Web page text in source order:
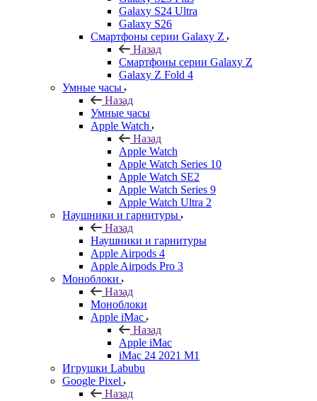
Galaxy S24 Ultra
Galaxy S26
Смартфоны серии Galaxy Z
Назад
Смартфоны серии Galaxy Z
Galaxy Z Fold 4
Умные часы
Назад
Умные часы
Apple Watch
Назад
Apple Watch
Apple Watch Series 10
Apple Watch SE2
Apple Watch Series 9
Apple Watch Ultra 2
Наушники и гарнитуры
Назад
Наушники и гарнитуры
Apple Airpods 4
Apple Airpods Pro 3
Моноблоки
Назад
Моноблоки
Apple iMac
Назад
Apple iMac
iMac 24 2021 M1
Игрушки Labubu
Google Pixel
Назад